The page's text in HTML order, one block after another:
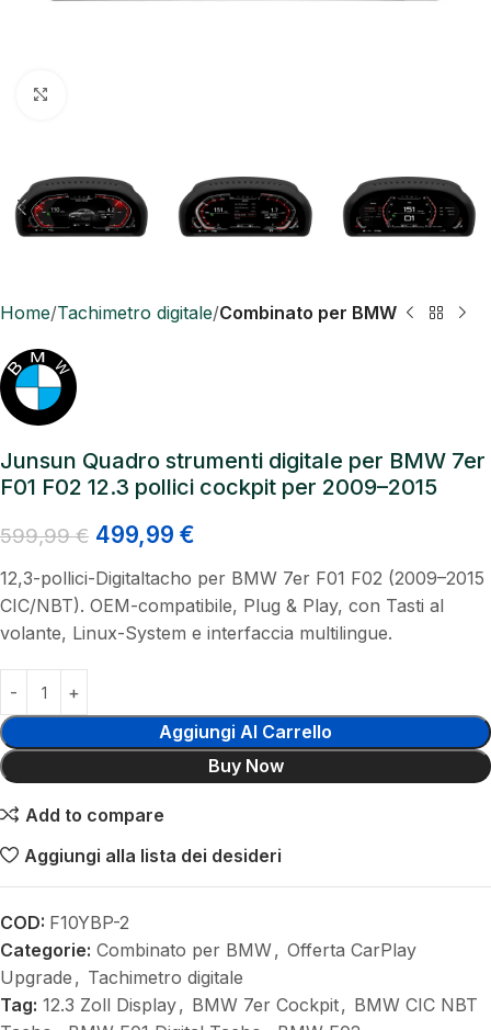
Home Tachimetro digitale Combinato per BMW
Junsun Quadro strumenti digitale per BMW 7er
F01 F02 12.3 pollici cockpit per 2009–2015
599,99€ 499,99 €
12,3-pollici-Digitaltacho per BMW 7er F01 F02 (2009–2015
CIC/NBT). OEM-compatibile, Plug & Play, con Tasti al
volante, Linux-System e interfaccia multilingue.
Aggiungi Al Carrello
Buy Now
Add to compare
Aggiungi alla lista dei desideri
COD: F10YBP-2
Categorie: Combinato per BMW, Offerta CarPlay
Upgrade , Tachimetro digitale
Tag: 12.3 Zoll Display, BMW 7er Cockpit, BMW CIC NBT